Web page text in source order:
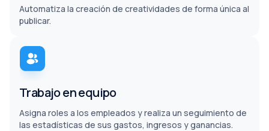
Automatiza la creación de creatividades de forma única al
publicar.
Trabajo en equipo
Asigna roles a los empleados y realiza un seguimiento de
las estadísticas de sus gastos, ingresos y ganancias.